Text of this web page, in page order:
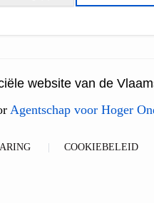
website van de
Agentschap voor Hoger
COOKIEBELEID